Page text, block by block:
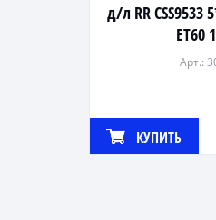
д/л RR CSS9533
ET60
Арт.:
КУПИТЬ